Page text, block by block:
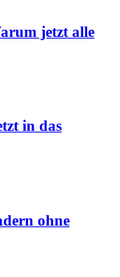
jetzt alle
in das
ohne